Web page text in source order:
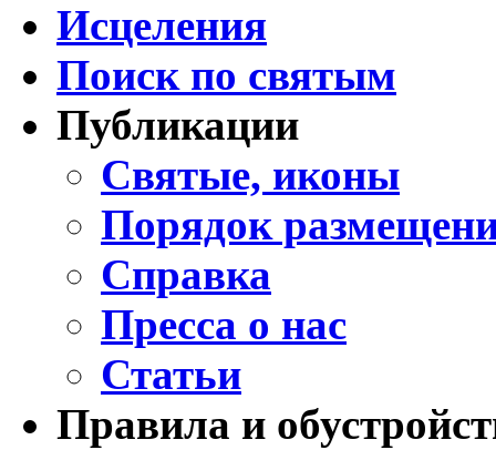
Исцеления
Поиск по святым
Публикации
Святые, иконы
Порядок
Справка
Пресса о нас
Статьи
Правила и